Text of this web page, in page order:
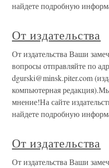
найдете подробную
От издательства
От издательства Ваши
вопросы отправляйте по
dgurski@minsk.piter.com
компьютерная
мнение!На сайте
найдете подробную
От издательства
От издательства Ваши